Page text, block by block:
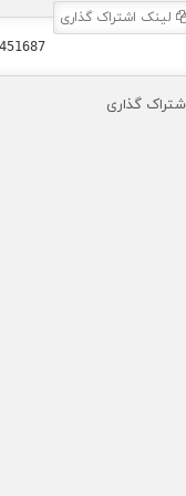
لینک اشتراک گذاری
گذاری